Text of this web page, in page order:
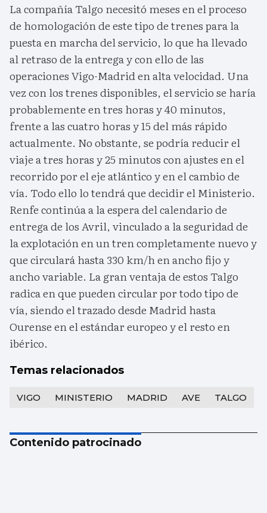
La compañía Talgo necesitó meses en el proceso
de homologación de este tipo de trenes para la
puesta en marcha del servicio, lo que ha llevado
al retraso de la entrega y con ello de las
operaciones Vigo-Madrid en alta velocidad. Una
vez con los trenes disponibles, el servicio se haría
probablemente en tres horas y 40 minutos,
frente a las cuatro horas y 15 del más rápido
actualmente. No obstante, se podría reducir el
viaje a tres horas y 25 minutos con ajustes en el
recorrido por el eje atlántico y en el cambio de
vía. Todo ello lo tendrá que decidir el Ministerio.
Renfe continúa a la espera del calendario de
entrega de los Avril, vinculado a la seguridad de
la explotación en un tren completamente nuevo y
que circulará hasta 330 km/h en ancho fijo y
ancho variable. La gran ventaja de estos Talgo
radica en que pueden circular por todo tipo de
vía, siendo el trazado desde Madrid hasta
Ourense en el estándar europeo y el resto en
ibérico.
Temas relacionados
VIGO MINISTERIO MADRID AVE TALGO
Contenido patrocinado